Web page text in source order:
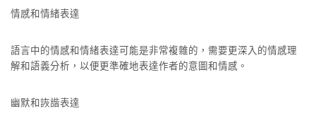
情感和情緒表達
語言中的情感和情緒表達可能是非常複雜的，需要更深入的情感理
解和語義分析，以便更準確地表達作者的意圖和情感。
幽默和詼諧表達